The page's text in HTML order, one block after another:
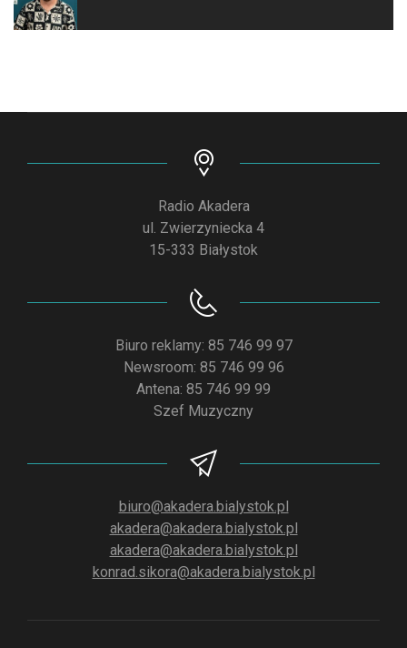
Radio Akadera
ul. Zwierzyniecka 4
15-333 Białystok
Biuro reklamy: 85 746 99 97
Newsroom: 85 746 99 96
Antena: 85 746 99 99
Szef Muzyczny
biuro@akadera.bialystok.pl
akadera@akadera.bialystok.pl
akadera@akadera.bialystok.pl
konrad.sikora@akadera.bialystok.pl